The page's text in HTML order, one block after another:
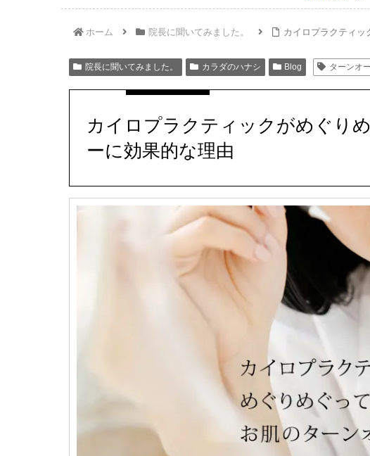
ホーム 院長に聞いてみました。 カイロプラクティ
院長に聞いてみました。 カラダのハナシ Blog ターンオ
カイロプラクティックがめぐり
ーに効果的な理由